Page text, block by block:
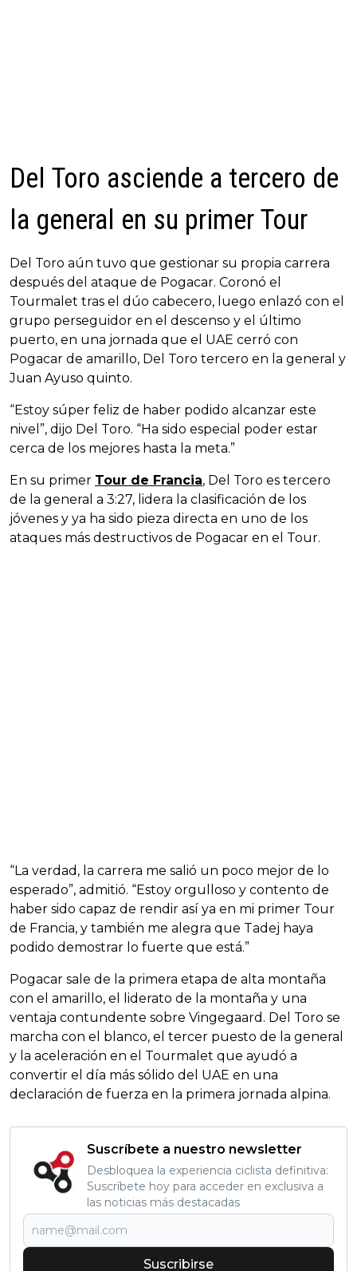
Del Toro asciende a tercero de
la general en su primer Tour
Del Toro aún tuvo que gestionar su propia carrera
después del ataque de Pogacar. Coronó el
Tourmalet tras el dúo cabecero, luego enlazó con el
grupo perseguidor en el descenso y el último
puerto, en una jornada que el UAE cerró con
Pogacar de amarillo, Del Toro tercero en la general y
Juan Ayuso quinto.
“Estoy súper feliz de haber podido alcanzar este
nivel”, dijo Del Toro. “Ha sido especial poder estar
cerca de los mejores hasta la meta.”
En su primer Tour de Francia, Del Toro es tercero
de la general a 3:27, lidera la clasificación de los
jóvenes y ya ha sido pieza directa en uno de los
ataques más destructivos de Pogacar en el Tour.
“La verdad, la carrera me salió un poco mejor de lo
esperado”, admitió. “Estoy orgulloso y contento de
haber sido capaz de rendir así ya en mi primer Tour
de Francia, y también me alegra que Tadej haya
podido demostrar lo fuerte que está.”
Pogacar sale de la primera etapa de alta montaña
con el amarillo, el liderato de la montaña y una
ventaja contundente sobre Vingegaard. Del Toro se
marcha con el blanco, el tercer puesto de la general
y la aceleración en el Tourmalet que ayudó a
convertir el día más sólido del UAE en una
declaración de fuerza en la primera jornada alpina.
Suscríbete a nuestro newsletter
Desbloquea la experiencia ciclista definitiva:
Suscríbete hoy para acceder en exclusiva a
las noticias más destacadas
Suscribirse